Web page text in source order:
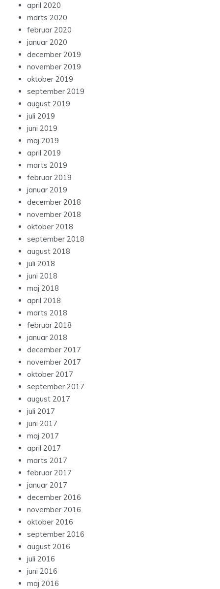
april 2020
marts 2020
februar 2020
januar 2020
december 2019
november 2019
oktober 2019
september 2019
august 2019
juli 2019
juni 2019
maj 2019
april 2019
marts 2019
februar 2019
januar 2019
december 2018
november 2018
oktober 2018
september 2018
august 2018
juli 2018
juni 2018
maj 2018
april 2018
marts 2018
februar 2018
januar 2018
december 2017
november 2017
oktober 2017
september 2017
august 2017
juli 2017
juni 2017
maj 2017
april 2017
marts 2017
februar 2017
januar 2017
december 2016
november 2016
oktober 2016
september 2016
august 2016
juli 2016
juni 2016
maj 2016